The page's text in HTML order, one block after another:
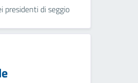
presidenti di seggio